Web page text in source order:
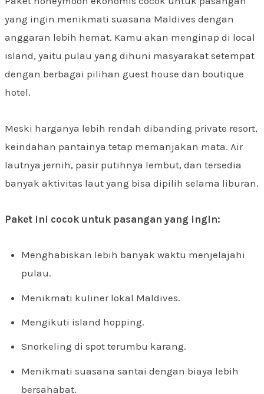
yang ingin menikmati suasana Maldives dengan
anggaran lebih hemat. Kamu akan menginap di local
island, yaitu pulau yang dihuni masyarakat setempat
dengan berbagai pilihan guest house dan boutique
hotel.
Meski harganya lebih rendah dibanding private resort,
keindahan pantainya tetap memanjakan mata. Air
lautnya jernih, pasir putihnya lembut, dan tersedia
banyak aktivitas laut yang bisa dipilih selama liburan.
Paket ini cocok untuk pasangan yang ingin:
Menghabiskan lebih banyak waktu menjelajahi
pulau.
Menikmati kuliner lokal Maldives.
Mengikuti island hopping.
Snorkeling di spot terumbu karang.
Menikmati suasana santai dengan biaya lebih
bersahabat.